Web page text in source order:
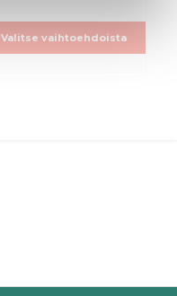
Valitse vaihtoehdoista